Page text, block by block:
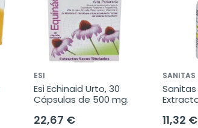
ESI
Esi Echinaid Urto, 30
Cápsulas de 500 mg.
22,67 €
SANITAS
11,32 €